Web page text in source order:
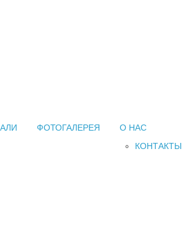
ФОТОГАЛЕРЕЯ
О НАС
КОНТАКТЫ